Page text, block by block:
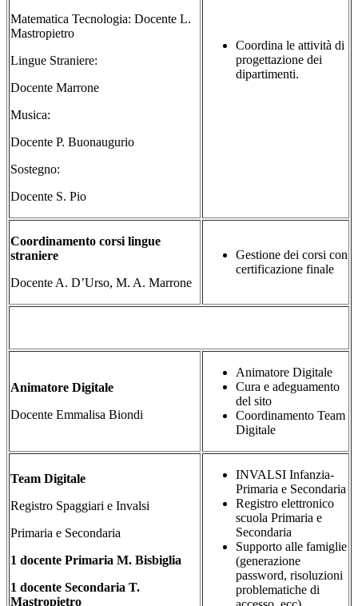
Matematica Tecnologia: Docente L.
Mastropietro
Lingue Straniere:
Docente Marrone
Musica:
Docente P. Buonaugurio
Sostegno:
Docente S. Pio
Coordina le attività di
progettazione dei
dipartimenti.
Coordinamento corsi lingue
straniere
Docente A. D’Urso, M. A. Marrone
Gestione dei corsi con
certificazione finale
Animatore Digitale
Docente Emmalisa Biondi
Animatore Digitale
Cura e adeguamento
del sito
Coordinamento Team
Digitale
Team Digitale
Registro Spaggiari e Invalsi
Primaria e Secondaria
1 docente Primaria M. Bisbiglia
1 docente Secondaria T.
Mastropietro
INVALSI Infanzia-
Primaria e Secondaria
Registro elettronico
scuola Primaria e
Secondaria
Supporto alle famiglie
(generazione
password, risoluzioni
problematiche di